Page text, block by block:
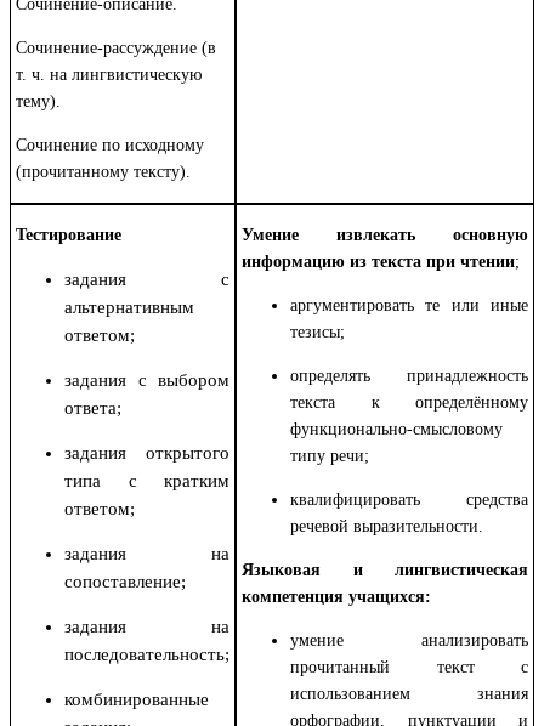
Сочинение-описание.
Сочинение-рассуждение (в
т. ч. на лингвистическую
тему).
Сочинение по исходному
(прочитанному тексту).
Тестирование
задания с
альтернативным
ответом;
задания с выбором
ответа;
задания открытого
типа с кратким
ответом;
задания на
сопоставление;
задания на
последовательность;
комбинированные
Умение извлекать основную
информацию из текста при чтении;
аргументировать те или иные
тезисы;
определять принадлежность
текста к определённому
функционально-смысловому
типу речи;
квалифицировать средства
речевой выразительности.
Языковая и лингвистическая
компетенция учащихся:
умение анализировать
прочитанный текст с
использованием знания
орфографии, пунктуации и